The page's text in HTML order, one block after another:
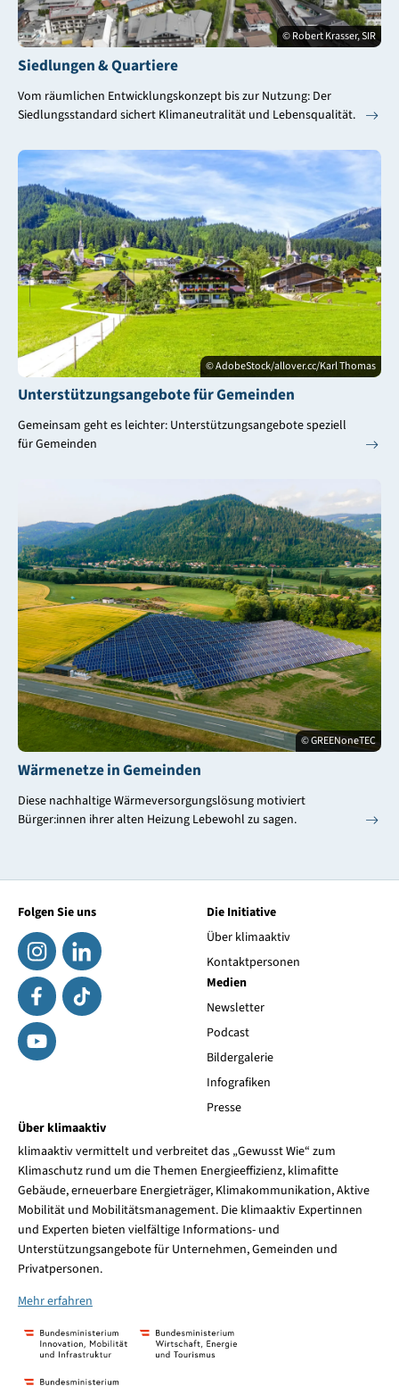
© Robert Krasser, SIR
Siedlungen & Quartiere
Vom räumlichen Entwicklungskonzept bis zur Nutzung: Der
Siedlungsstandard sichert Klimaneutralität und Lebensqualität.
© AdobeStock/allover.cc/Karl Thomas
Unterstützungsangebote für Gemeinden
Gemeinsam geht es leichter: Unterstützungsangebote speziell
für Gemeinden
© GREENoneTEC
Wärmenetze in Gemeinden
Diese nachhaltige Wärmeversorgungslösung motiviert
Bürger:innen ihrer alten Heizung Lebewohl zu sagen.
Folgen Sie uns
Die Initiative
Über klimaaktiv
Kontaktpersonen
Medien
Newsletter
Podcast
Bildergalerie
Infografiken
Presse
Über klimaaktiv
klimaaktiv vermittelt und verbreitet das „Gewusst Wie“ zum
Klimaschutz rund um die Themen Energieeffizienz, klimafitte
Gebäude, erneuerbare Energieträger, Klimakommunikation, Aktive
Mobilität und Mobilitätsmanagement. Die klimaaktiv Expertinnen
und Experten bieten vielfältige Informations- und
Unterstützungsangebote für Unternehmen, Gemeinden und
Privatpersonen.
Mehr erfahren